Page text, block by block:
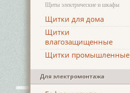
Щиты электрические и шкафы
Щитки для дома
Щитки
влагозащищенные
Щитки промышленные
Для электромонтажа